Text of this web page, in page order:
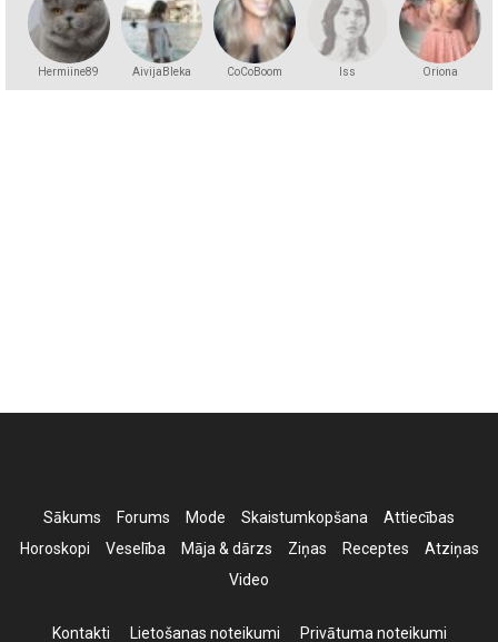
Hermiine89 AivijaBleka CoCoBoom lss Oriona
Sākums Forums Mode Skaistumkopšana
Attiecības
Horoskopi
Veselība Māja & dārzs Ziņas Receptes
Atziņas
Video
Kontakti Lietošanas noteikumi Privātuma noteikumi